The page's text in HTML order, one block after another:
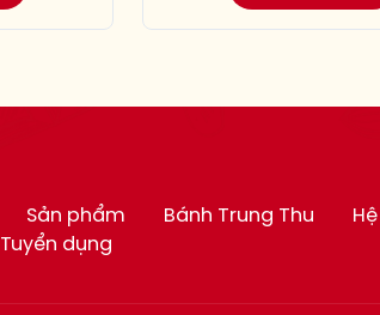
Sản phẩm Bánh Trung Thu
Tuyển dụng